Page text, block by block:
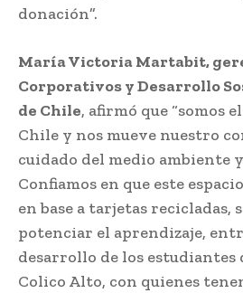
donación”.
María Victoria Martabit,
Corporativos y Desarrollo
de Chile, afirmó que “somos
Chile y nos mueve nuestro
cuidado del medio ambiente
Confiamos en que este
en base a tarjetas recicladas,
potenciar el aprendizaje,
desarrollo de los estudiantes
Colico Alto, con quienes